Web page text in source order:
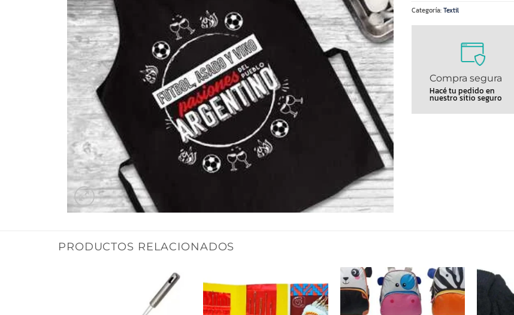
Categoría:Textil
Compra segura
Hacé tu pedido en
nuestro sitio seguro
PRODUCTOS RELACIONADOS